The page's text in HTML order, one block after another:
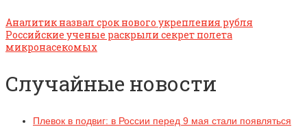
Аналитик назвал срок нового укрепления рубля
Российские ученые раскрыли секрет полета
микронасекомых
Случайные новости
Плевок в подвиг: в России перед 9 мая стали появляться